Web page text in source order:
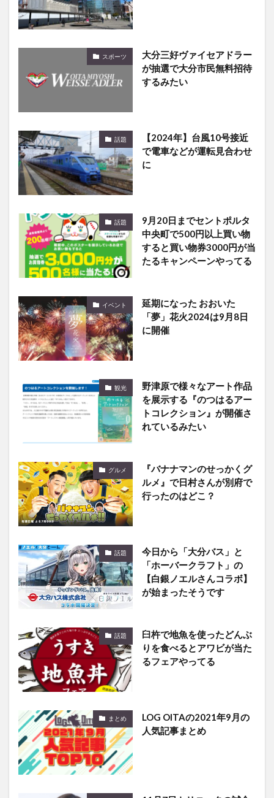
スポーツ
大分三好ヴァイセアドラー
が抽選で大分市民無料招待
するみたい
話題
【2024年】台風10号接近
で電車などが運転見合わせ
に
話題
9月20日までセントポルタ
中央町で500円以上買い物
すると買い物券3000円が当
たるキャンペーンやってる
イベント
延期になった おおいた
「夢」花火2024は9月8日
に開催
観光
野津原で様々なアート作品
を展示する『のつはるアー
トコレクション』が開催さ
れているみたい
グルメ
『バナナマンのせっかくグ
ルメ』で日村さんが別府で
行ったのはどこ？
話題
今日から「大分バス」と
「ホーバークラフト」の
【白銀ノエルさんコラボ】
が始まったそうです
話題
臼杵で地魚を使ったどんぶ
りを食べるとアワビが当た
るフェアやってる
まとめ
LOG OITAの2021年9月の
人気記事まとめ